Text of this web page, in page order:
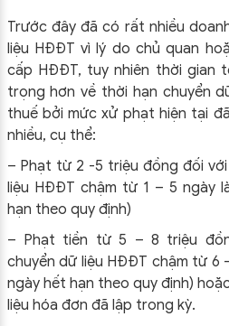
Trước đây đã có rất nhiều
liệu HĐĐT vì lý do chủ quan
cấp HĐĐT, tuy nhiên thời gian
trọng hơn về thời hạn chuyển
thuế bởi mức xử phạt hiện tại
nhiều, cụ thể:
– Phạt từ 2 -5 triệu đồng đối
liệu HĐĐT chậm từ 1 – 5 ngày
hạn theo quy định)
– Phạt tiền từ 5 – 8 triệu
chuyển dữ liệu HĐĐT chậm từ 6
ngày hết hạn theo quy định)
liệu hóa đơn đã lập trong kỳ.